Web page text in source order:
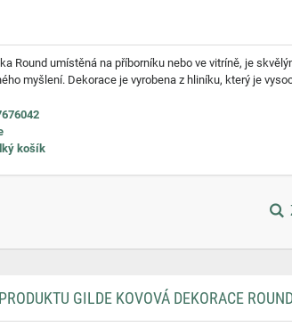
Round umístěná na příborníku nebo ve vitríně, je
myšlení. Dekorace je vyrobena z hliníku, který je
košík
GILDE KOVOVÁ DEKORACE